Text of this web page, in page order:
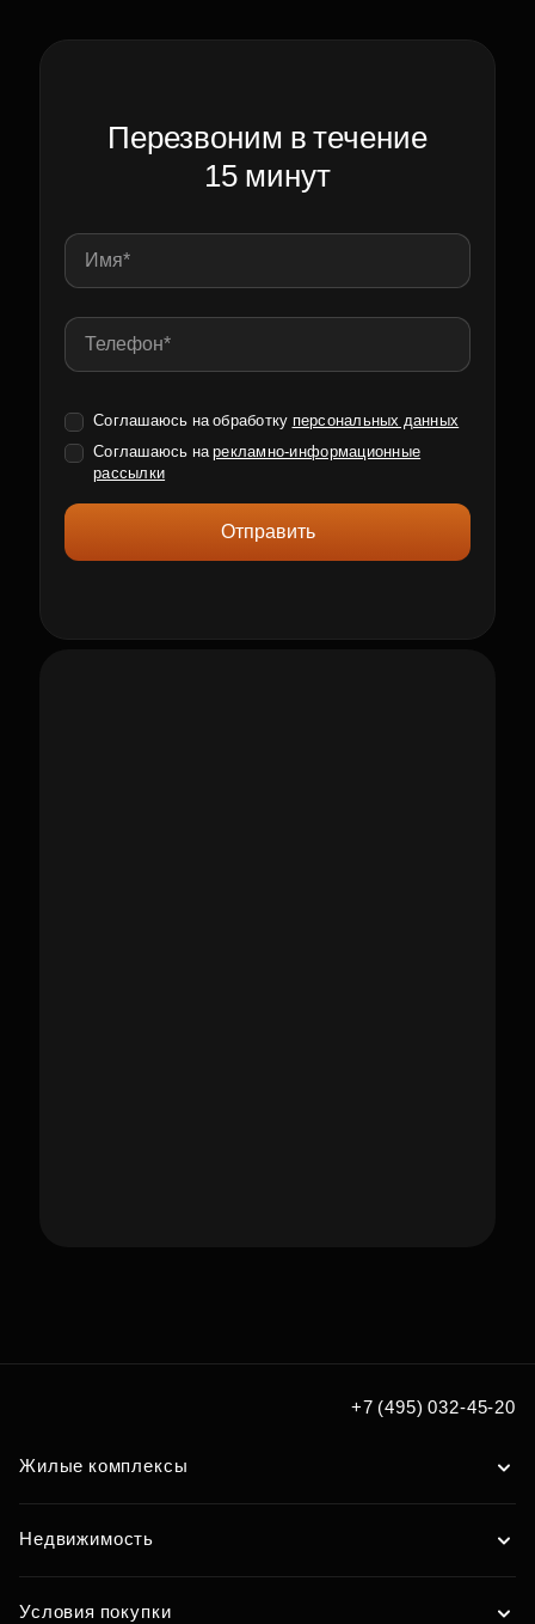
Перезвоним в течение
15 минут
Соглашаюсь на обработку персональных данных
Соглашаюсь нарекламно-информационные
рассылки
Отправить
+7 (495) 032-45-20
Жилые комплексы
Недвижимость
Условия покупки